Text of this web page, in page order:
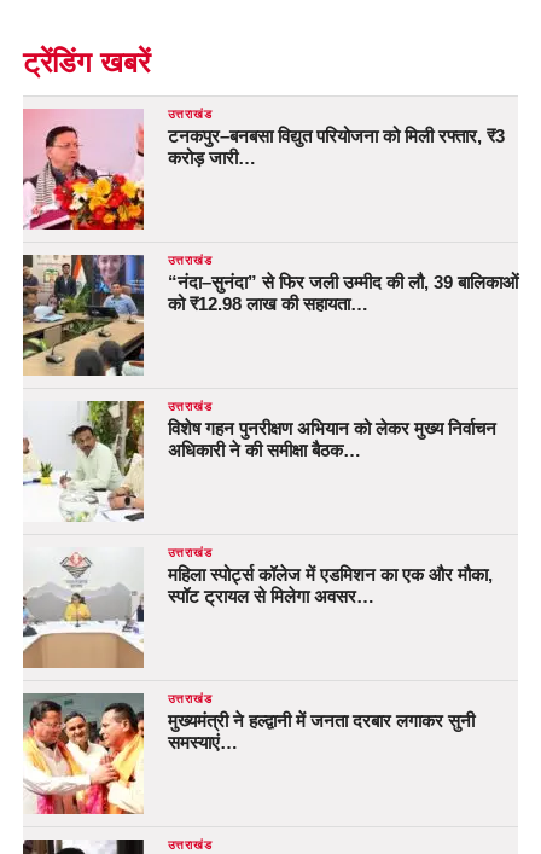
ट्रेंडिंग खबरें
उत्तराखंड
टनकपुर–बनबसा विद्युत परियोजना को मिली रफ्तार, ₹3
करोड़ जारी…
उत्तराखंड
“नंदा–सुनंदा” से फिर जली उम्मीद की लौ, 39 बालिकाओं
को ₹12.98 लाख की सहायता…
उत्तराखंड
विशेष गहन पुनरीक्षण अभियान को लेकर मुख्य निर्वाचन
अधिकारी ने की समीक्षा बैठक…
उत्तराखंड
महिला स्पोर्ट्स कॉलेज में एडमिशन का एक और मौका,
स्पॉट ट्रायल से मिलेगा अवसर…
उत्तराखंड
मुख्यमंत्री ने हल्द्वानी में जनता दरबार लगाकर सुनी
समस्याएं…
उत्तराखंड